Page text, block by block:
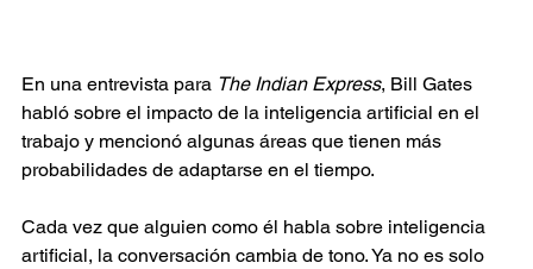
En una entrevista para The Indian Express, Bill Gates
habló sobre el impacto de la inteligencia artificial en el
trabajo y mencionó algunas áreas que tienen más
probabilidades de adaptarse en el tiempo.
Cada vez que alguien como él habla sobre inteligencia
artificial, la conversación cambia de tono. Ya no es solo